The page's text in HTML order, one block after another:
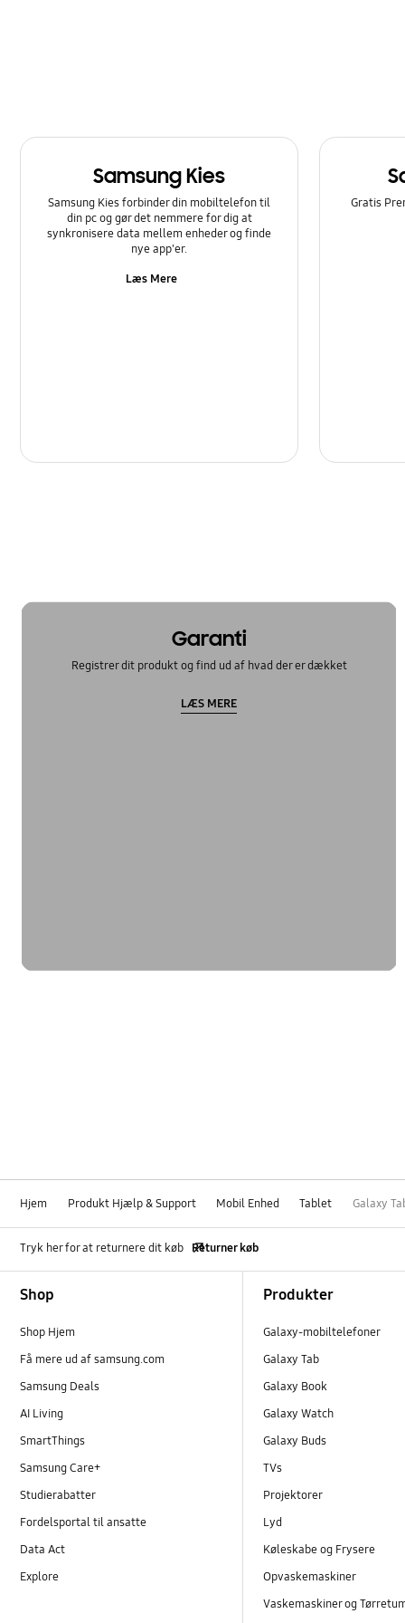
Samsung Kies
Samsung Kies forbinder din mobiltelefon til
din pc og gør det nemmere for dig at
synkronisere data mellem enheder og finde
nye app'er.
Læs Mere
Gratis
Garanti
Registrer dit produkt og find ud af hvad der er dækket
LÆS MERE
Hjem Produkt Hjælp & Support Mobil Enhed Tablet Galaxy
Tryk her for at returnere dit køb Returner køb
Shop
Shop Hjem
Få mere ud af samsung.com
Samsung Deals
AI Living
SmartThings
Samsung Care+
Studierabatter
Fordelsportal til ansatte
Data Act
Explore
Produkter
Galaxy-mobiltelefoner
Galaxy Tab
Galaxy Book
Galaxy Watch
Galaxy Buds
TVs
Projektorer
Lyd
Køleskabe og Frysere
Opvaskemaskiner
Vaskemaskiner og